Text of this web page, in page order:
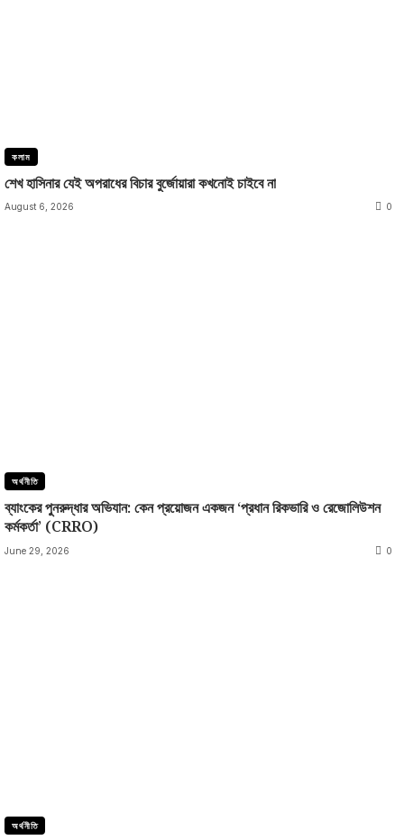
কলাম
শেখ হাসিনার যেই অপরাধের বিচার বুর্জোয়ারা কখনোই চাইবে না
August 6, 2026 0
অর্থনীতি
ব্যাংকের পুনরুদ্ধার অভিযান: কেন প্রয়োজন একজন ‘প্রধান রিকভারি ও রেজোলিউশন
কর্মকর্তা’ (CRRO)
June 29, 2026 0
অর্থনীতি